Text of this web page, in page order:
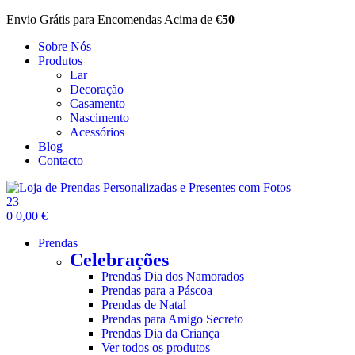
Envio Grátis para Encomendas Acima de €50
Sobre Nós
Produtos
Lar
Decoração
Casamento
Nascimento
Acessórios
Blog
Contacto
23
0 0,00 €
Prendas
Celebrações
Prendas Dia dos Namorados
Prendas para a Páscoa
Prendas de Natal
Prendas para Amigo Secreto
Prendas Dia da Criança
Ver todos os produtos